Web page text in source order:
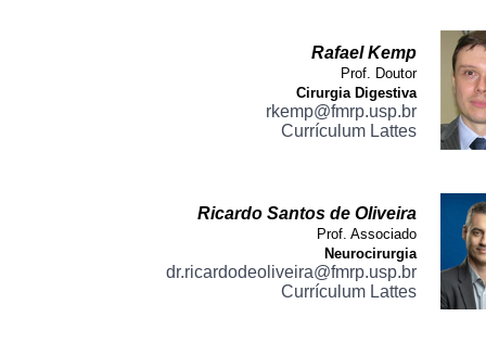
Rafael Kemp
Prof. Doutor
Cirurgia Digestiva
rkemp@fmrp.usp.br
Currículum Lattes
Ricardo Santos de Oliveira
Prof. Associado
Neurocirurgia
dr.ricardodeoliveira@fmrp.usp.br
Currículum Lattes